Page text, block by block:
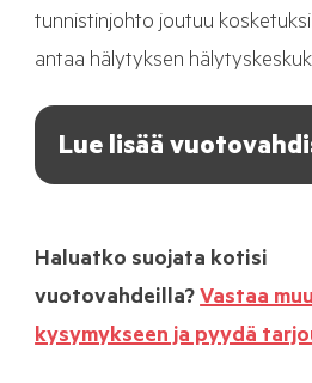
tunnistinjohto joutuu
antaa hälytyksen
Lue lisää
Haluatko suojata kotisi
vuotovahdeilla? Vastaa
kysymykseen ja pyydä